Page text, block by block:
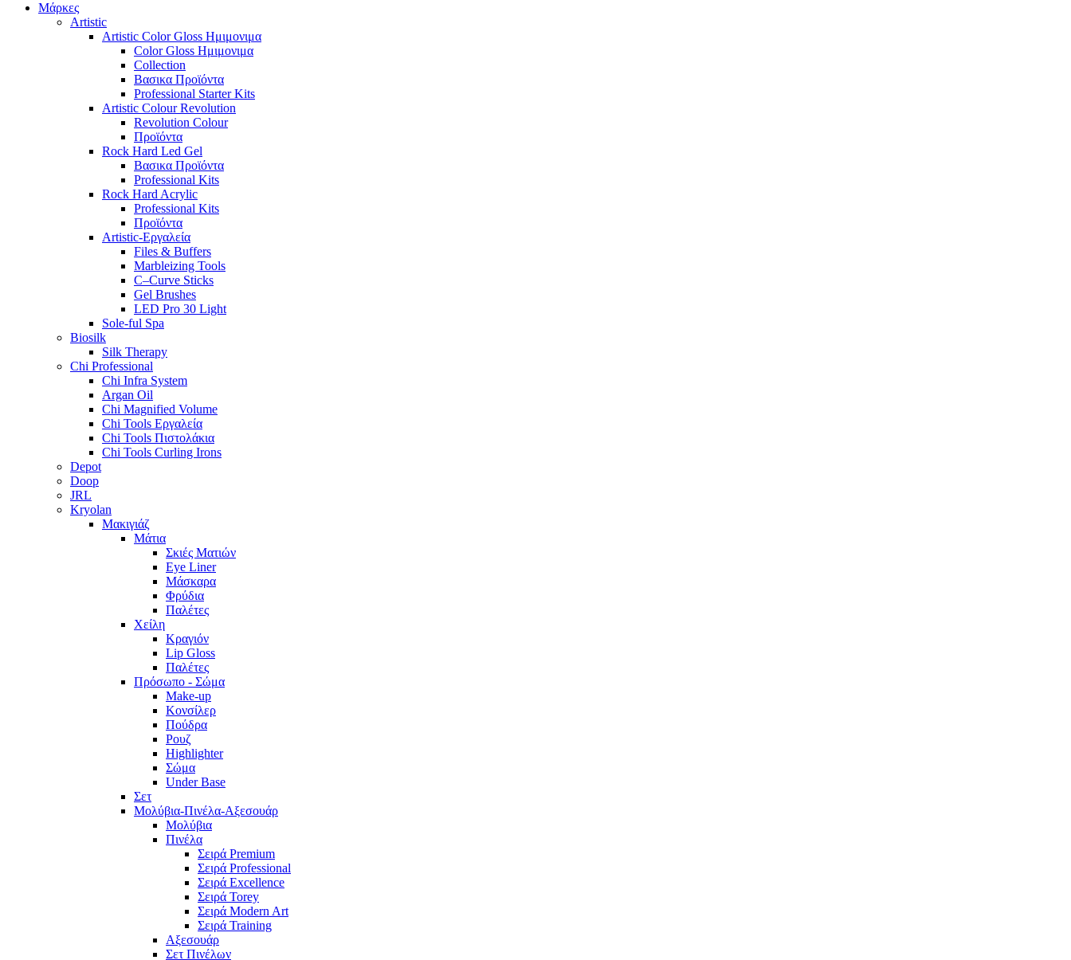
Μάρκες
Artistic
Artistic Color Gloss Ημιμονιμα
Color Gloss Ημιμονιμα
Collection
Βασικα Προϊόντα
Professional Starter Kits
Artistic Colour Revolution
Revolution Colour
Προϊόντα
Rock Hard Led Gel
Βασικα Προϊόντα
Professional Kits
Rock Hard Acrylic
Professional Kits
Προϊόντα
Artistic-Εργαλεία
Files & Buffers
Marbleizing Tools
C–Curve Sticks
Gel Brushes
LED Pro 30 Light
Sole-ful Spa
Biosilk
Silk Therapy
Chi Professional
Chi Infra System
Argan Oil
Chi Magnified Volume
Chi Tools Εργαλεία
Chi Tools Πιστολάκια
Chi Tools Curling Irons
Depot
Doop
JRL
Kryolan
Μακιγιάζ
Μάτια
Σκιές Ματιών
Eye Liner
Μάσκαρα
Φρύδια
Παλέτες
Χείλη
Κραγιόν
Lip Gloss
Παλέτες
Πρόσωπο - Σώμα
Make-up
Κονσίλερ
Πούδρα
Ρουζ
Highlighter
Σώμα
Under Base
Σετ
Μολύβια-Πινέλα-Αξεσουάρ
Μολύβια
Πινέλα
Σειρά Premium
Σειρά Professional
Σειρά Excellence
Σειρά Torey
Σειρά Modern Art
Σειρά Training
Αξεσουάρ
Σετ Πινέλων